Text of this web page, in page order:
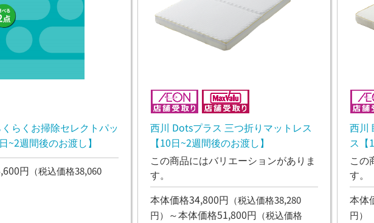
らくお掃除セレクトパッ
~2週間後のお渡し】
円 （税込価格38,060
西川 Dotsプラス 三つ折りマットレス
【10日~2週間後のお渡し】
この商品にはバリエーションがありま
す。
本体価格34,800円 （税込価格38,280
円） ～本体価格51,800円 （税込価格
西川
ス【
この
す。
本体
円）